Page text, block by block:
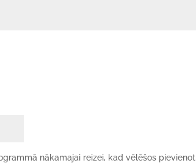
nākamajai reizei, kad vēlēšos pievienot